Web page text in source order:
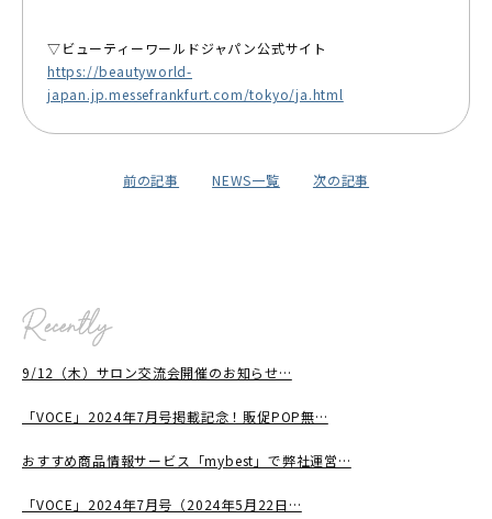
▽ビューティーワールドジャパン公式サイト
https://beautyworld-
japan.jp.messefrankfurt.com/tokyo/ja.html
前の記事 NEWS一覧 次の記事
9/12（木）サロン交流会開催のお知らせ…
「VOCE」2024年7月号掲載記念！販促POP無…
おすすめ商品情報サービス「mybest」で弊社運営…
「VOCE」2024年7月号（2024年5月22日…